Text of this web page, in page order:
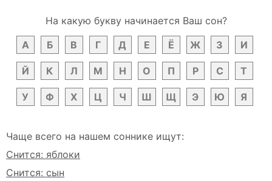
На какую букву начинается Ваш сон?
А
Б В Г Д Е Ё Ж З И
Й К Л М Н О П Р С Т
У Ф Х Ц Ч Ш Щ Э Ю Я
Чаще всего на нашем соннике ищут:
Снится: яблоки
Снится: сын